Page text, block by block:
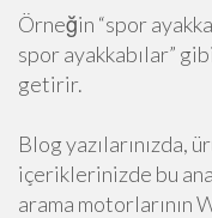
Örneğin “spor
spor ayakkabılar”
getirir.
Blog yazılarınızda,
içeriklerinizde bu
arama